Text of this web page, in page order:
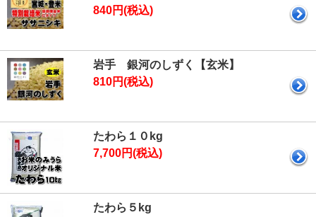
840円(税込)
岩手 銀河のしずく【玄米】
810円(税込)
たわら１０kg
7,700円(税込)
たわら５kg